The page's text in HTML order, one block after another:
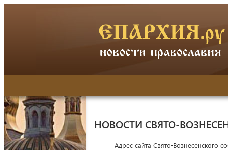
НОВОСТИ СВЯТО-
Адрес сайта Свято-Вознесенского